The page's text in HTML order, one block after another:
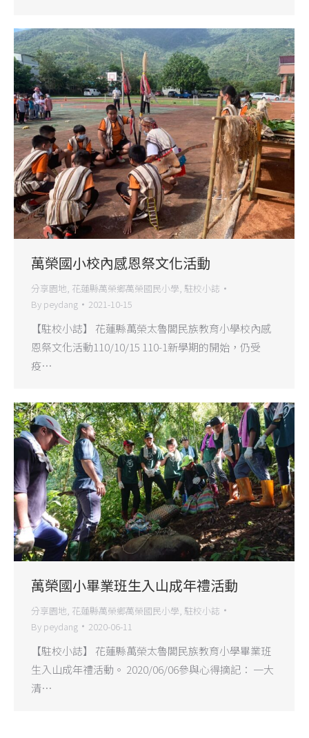
萬榮國小校內感恩祭文化活動
分享園地, 花蓮縣萬榮鄉萬榮國民小學, 駐校小誌
By peydang 2021-10-15
【駐校小誌】 花蓮縣萬榮太魯閣民族教育小學校內感
恩祭文化活動110/10/15 110-1新學期的開始，仍受
疫…
萬榮國小畢業班生入山成年禮活動
分享園地 花蓮縣萬榮鄉萬榮國民小學 駐校小誌
By peydang 2020-06-11
【駐校小誌】 花蓮縣萬榮太魯閣民族教育小學畢業班
生入山成年禮活動。 2020/06/06參與心得摘記： 一大
清…